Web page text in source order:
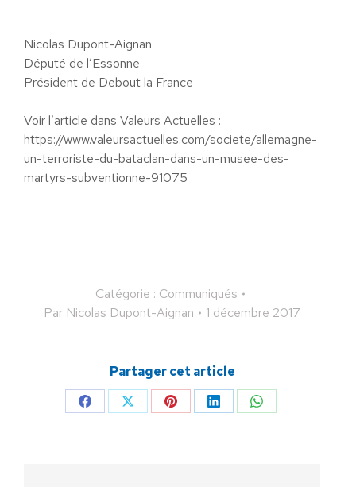
Nicolas Dupont-Aignan
Député de l’Essonne
Président de Debout la France
Voir l’article dans Valeurs Actuelles :
https://www.valeursactuelles.com/societe/allemagne-
un-terroriste-du-bataclan-dans-un-musee-des-
martyrs-subventionne-91075
Catégorie : Communiqués
Par Nicolas Dupont-Aignan 1 décembre 2017
Partager cet article
PartagerPartagerPartagerPartagerPartager